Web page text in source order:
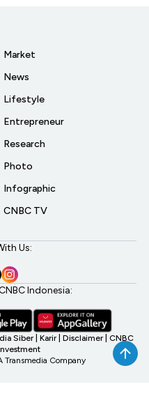
Market
News
Lifestyle
Entrepreneur
Research
Photo
Infographic
CNBC TV
Us:
Indonesia:
Siber Karir Disclaimer CNBC
Company